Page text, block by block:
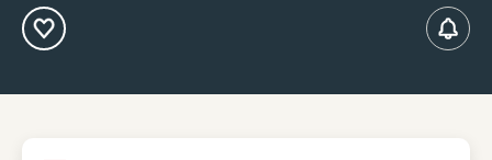
Ajouter aux Favoris